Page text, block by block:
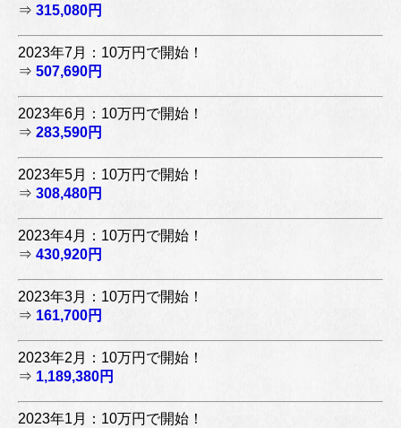
⇒ 315,080円
2023年7月：10万円で開始！
⇒ 507,690円
2023年6月：10万円で開始！
⇒ 283,590円
2023年5月：10万円で開始！
⇒ 308,480円
2023年4月：10万円で開始！
⇒ 430,920円
2023年3月：10万円で開始！
⇒ 161,700円
2023年2月：10万円で開始！
⇒ 1,189,380円
2023年1月：10万円で開始！